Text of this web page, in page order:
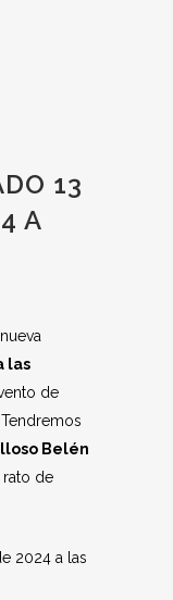
13
A
las
de
Tendremos
Belén
de
2024 a las